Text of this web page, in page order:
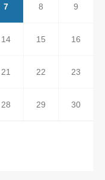
7 8 9
14 15 16
21 22 23
28 29 30